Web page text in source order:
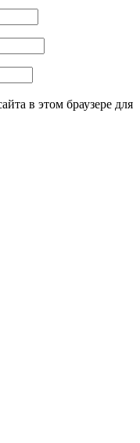
в этом браузере для